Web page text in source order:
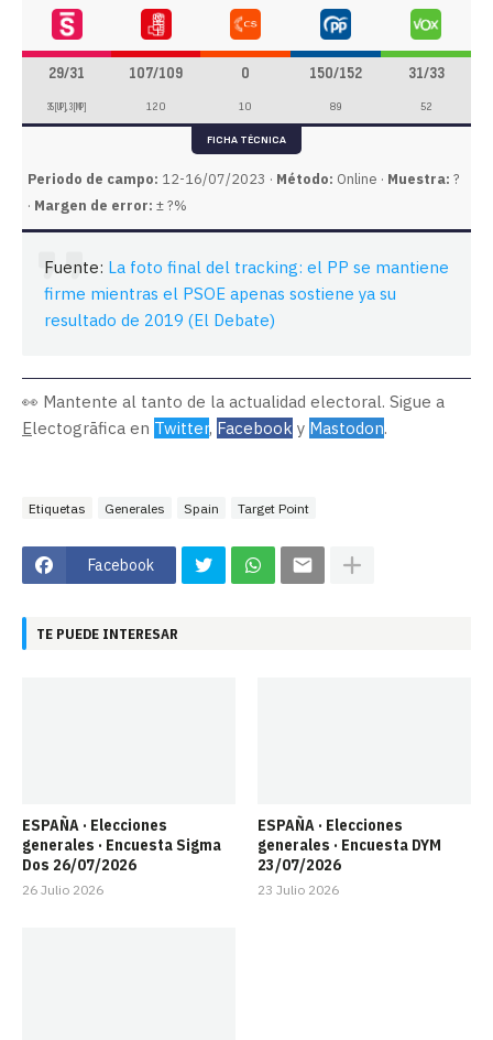
29/31 107/109 0 150/152 31/33
35 [UP], 3 [MP] 120 10 89 52
FICHA TÉCNICA
Periodo de campo: 12-16/07/2023 · Método: Online · Muestra: ?
· Margen de error: ± ?%
Fuente: La foto final del tracking: el PP se mantiene
firme mientras el PSOE apenas sostiene ya su
resultado de 2019 (El Debate)
👀 Mantente al tanto de la actualidad electoral. Sigue a
Electogrāfica en Twitter, Facebook y Mastodon.
Etiquetas Generales Spain Target Point
Facebook
TE PUEDE INTERESAR
ESPAÑA · Elecciones
generales · Encuesta Sigma
Dos 26/07/2026
26 Julio 2026
ESPAÑA · Elecciones
generales · Encuesta DYM
23/07/2026
23 Julio 2026